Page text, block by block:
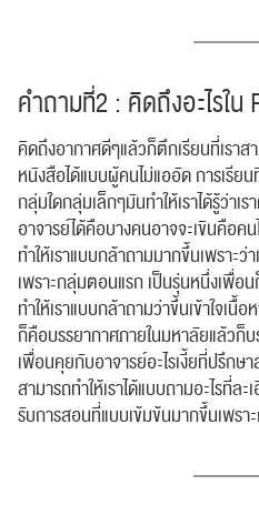
คำถามที่2 : คิดถึงอะไรใน
คิดถึงอากาศดีๆแล้วก็ตึกเรียนที่เราส
หนังสือได้แบบผู้คนไม่แออัด การเรีย
กลุ่มใดกลุ่มเล็กๆมันทำให้เราได้รู้ว่าเ
อาจารย์ได้คือบางคนอาจจะเขินคือ
ทำให้เราแบบกล้าถามมากขึ้นเพราะ
เพราะกลุ่มตอนแรก เป็นรุ่นหนึ่งเพื่อน
ทำให้เราแบบกล้าถามว่าขึ้นเข้าใจเ
ก็คือบรรยากาศภายในมหาลัยแล้วก็
เพื่อนคุยกับอาจารย์อะไรเงี้ยที่ปรึก
สามารถทำให้เราได้แบบถามอะไรที่ล
รับการสอนที่แบบเข้มข้นมากขึ้นเพรา